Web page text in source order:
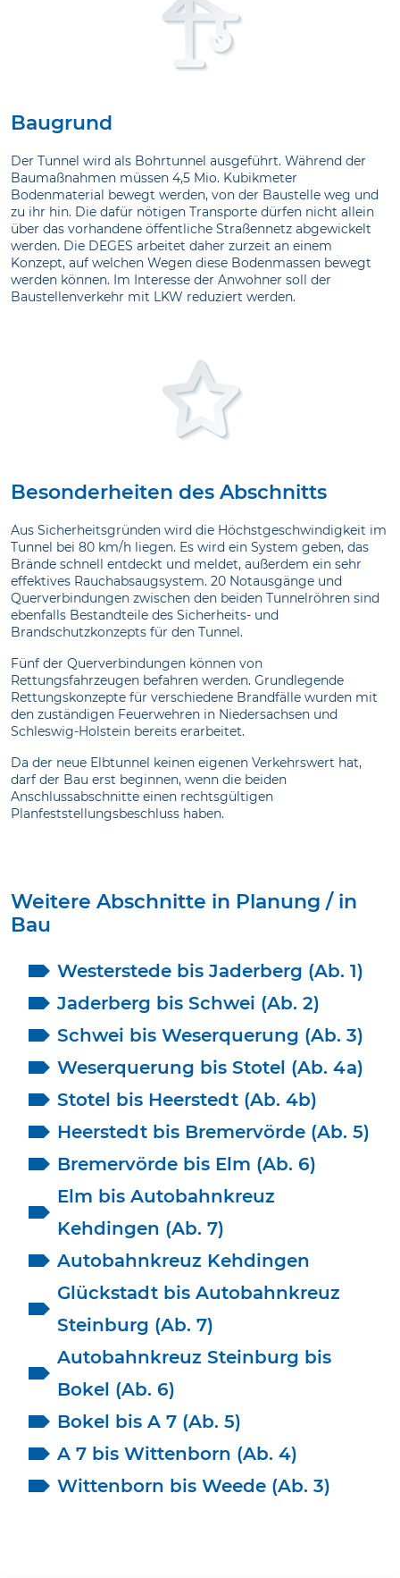
Baugrund
Der Tunnel wird als Bohrtunnel ausgeführt. Während der
Baumaßnahmen müssen 4,5 Mio. Kubikmeter
Bodenmaterial bewegt werden, von der Baustelle weg und
zu ihr hin. Die dafür nötigen Transporte dürfen nicht allein
über das vorhandene öffentliche Straßennetz abgewickelt
werden. Die DEGES arbeitet daher zurzeit an einem
Konzept, auf welchen Wegen diese Bodenmassen bewegt
werden können. Im Interesse der Anwohner soll der
Baustellenverkehr mit LKW reduziert werden.
Besonderheiten des Abschnitts
Aus Sicherheitsgründen wird die Höchstgeschwindigkeit im
Tunnel bei 80 km/h liegen. Es wird ein System geben, das
Brände schnell entdeckt und meldet, außerdem ein sehr
effektives Rauchabsaugsystem. 20 Notausgänge und
Querverbindungen zwischen den beiden Tunnelröhren sind
ebenfalls Bestandteile des Sicherheits- und
Brandschutzkonzepts für den Tunnel.
Fünf der Querverbindungen können von
Rettungsfahrzeugen befahren werden. Grundlegende
Rettungskonzepte für verschiedene Brandfälle wurden mit
den zuständigen Feuerwehren in Niedersachsen und
Schleswig-Holstein bereits erarbeitet.
Da der neue Elbtunnel keinen eigenen Verkehrswert hat,
darf der Bau erst beginnen, wenn die beiden
Anschlussabschnitte einen rechtsgültigen
Planfeststellungsbeschluss haben.
Weitere Abschnitte in Planung / in
Bau
Westerstede bis Jaderberg (Ab. 1)
Jaderberg bis Schwei (Ab. 2)
Schwei bis Weserquerung (Ab. 3)
Weserquerung bis Stotel (Ab. 4a)
Stotel bis Heerstedt (Ab. 4b)
Heerstedt bis Bremervörde (Ab. 5)
Bremervörde bis Elm (Ab. 6)
Elm bis Autobahnkreuz
Kehdingen (Ab. 7)
Autobahnkreuz Kehdingen
Glückstadt bis Autobahnkreuz
Steinburg (Ab. 7)
Autobahnkreuz Steinburg bis
Bokel (Ab. 6)
Bokel bis A 7 (Ab. 5)
A 7 bis Wittenborn (Ab. 4)
Wittenborn bis Weede (Ab. 3)